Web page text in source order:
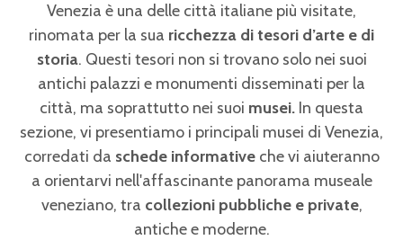
Venezia è una delle città italiane più visitate,
rinomata per la sua ricchezza di tesori d’arte e di
storia. Questi tesori non si trovano solo nei suoi
antichi palazzi e monumenti disseminati per la
città, ma soprattutto nei suoi musei. In questa
sezione, vi presentiamo i principali musei di Venezia,
corredati da schede informativeche vi aiuteranno
a orientarvi nell'affascinante panorama museale
veneziano, tra collezioni pubbliche e private,
antiche e moderne.